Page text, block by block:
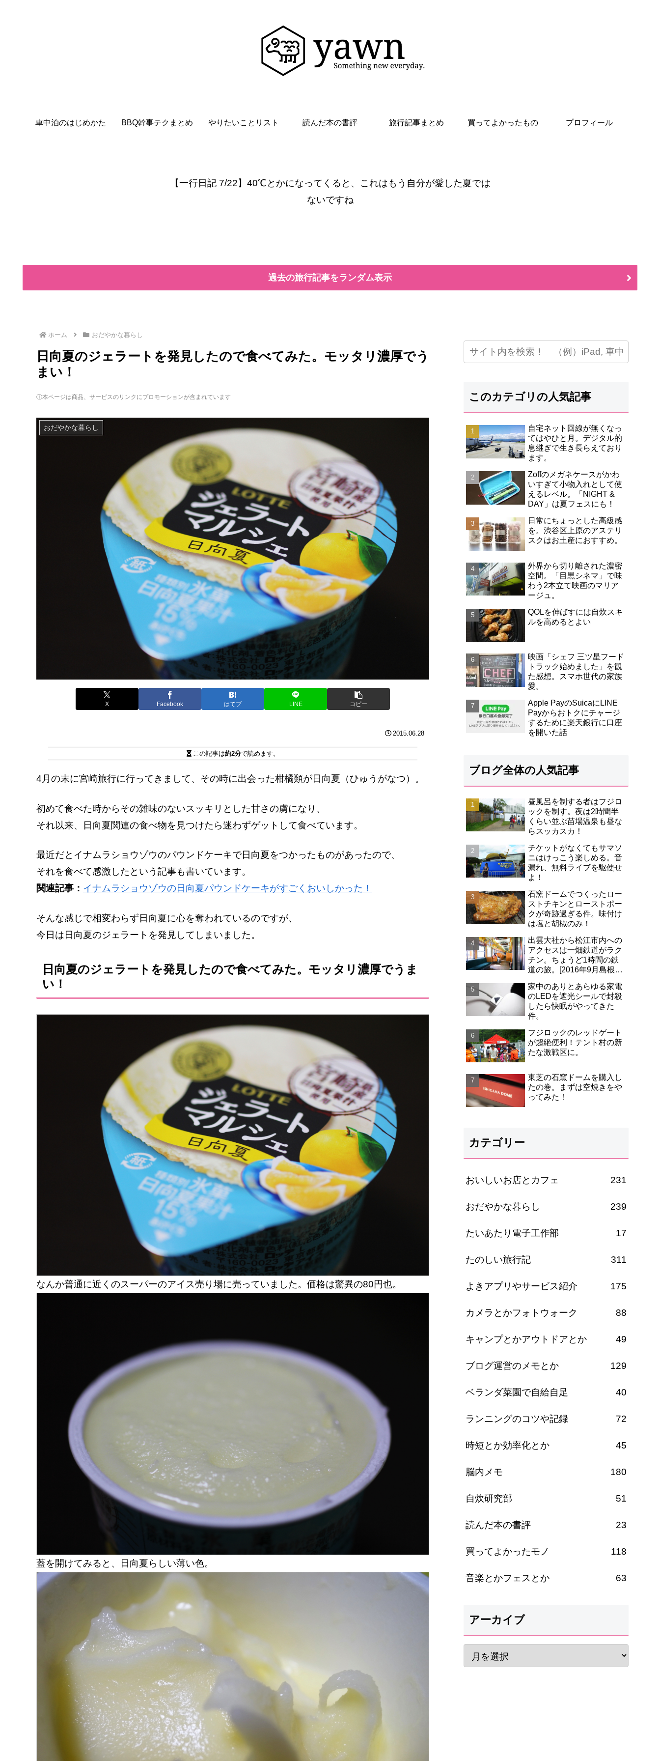
車中泊のはじめかた BBQ幹事テクまとめ やりたいことリスト 読んだ本の書評 旅行記事まとめ 買ってよかったもの プロフィール
【一行日記 7/22】40℃とかになってくると、これはもう自分が愛した夏では
ないですね
過去の旅行記事をランダム表示
ホーム おだやかな暮らし
日向夏のジェラートを発見したので食べてみた。モッタリ濃厚でう
まい！
ⓘ本ページは商品、サービスのリンクにプロモーションが含まれています
おだやかな暮らし
X Facebook はてブ LINE コピー
2015.06.28
この記事は約2分で読めます。
4月の末に宮崎旅行に行ってきまして、その時に出会った柑橘類が日向夏（ひゅうがなつ）。
初めて食べた時からその雑味のないスッキリとした甘さの虜になり、
それ以来、日向夏関連の食べ物を見つけたら迷わずゲットして食べています。
最近だとイナムラショウゾウのパウンドケーキで日向夏をつかったものがあったので、
それを食べて感激したという記事も書いています。
関連記事： イナムラショウゾウの日向夏パウンドケーキがすごくおいしかった！
そんな感じで相変わらず日向夏に心を奪われているのですが、
今日は日向夏のジェラートを発見してしまいました。
日向夏のジェラートを発見したので食べてみた。モッタリ濃厚でうま
い！
なんか普通に近くのスーパーのアイス売り場に売っていました。価格は驚異の80円也。
蓋を開けてみると、日向夏らしい薄い色。
このカテゴリの人気記事
自宅ネット回線が無くなっ
てはやひと月。デジタル的
息継ぎで生き長らえており
ます。
Zoffのメガネケースがかわ
いすぎて小物入れとして使
えるレベル。「NIGHT &
DAY」は夏フェスにも！
日常にちょっとした高級感
を。渋谷区上原のアステリ
スクはお土産におすすめ。
外界から切り離された濃密
空間。「目黒シネマ」で味
わう2本立て映画のマリア
ージュ。
QOLを伸ばすには自炊スキ
ルを高めるとよい
映画「シェフ 三ツ星フード
トラック始めました」を観
た感想。スマホ世代の家族
愛。
Apple PayのSuicaにLINE
Payからおトクにチャージ
するために楽天銀行に口座
を開いた話
ブログ全体の人気記事
昼風呂を制する者はフジロ
ックを制す。夜は2時間半
くらい並ぶ苗場温泉も昼な
らスッカスカ！
チケットがなくてもサマソ
ニはけっこう楽しめる。音
漏れ、無料ライブを駆使せ
よ！
石窯ドームでつくったロー
ストチキンとローストポー
クが奇跡過ぎる件。味付け
は塩と胡椒のみ！
出雲大社から松江市内への
アクセスは一畑鉄道がラク
チン。ちょうど1時間の鉄
道の旅。[2016年9月島根旅
家中のありとあらゆる家電
のLEDを遮光シールで封殺
したら快眠がやってきた
件。
フジロックのレッドゲート
が超絶便利！テント村の新
たな激戦区に。
東芝の石窯ドームを購入し
たの巻。まずは空焼きをや
ってみた！
カテゴリー
おいしいお店とカフェ 231
おだやかな暮らし 239
たいあたり電子工作部 17
たのしい旅行記 311
よきアプリやサービス紹介 175
カメラとかフォトウォーク 88
キャンプとかアウトドアとか 49
ブログ運営のメモとか 129
ベランダ菜園で自給自足 40
ランニングのコツや記録 72
時短とか効率化とか 45
脳内メモ 180
自炊研究部 51
読んだ本の書評 23
買ってよかったモノ 118
音楽とかフェスとか 63
アーカイブ